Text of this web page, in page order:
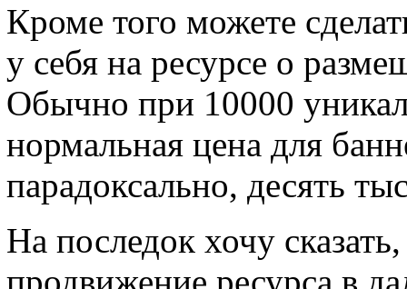
Кроме того можете
у себя на ресурсе о
Обычно при 10000
нормальная цена для
парадоксально, десять
На последок хочу
продвижение ресурса в